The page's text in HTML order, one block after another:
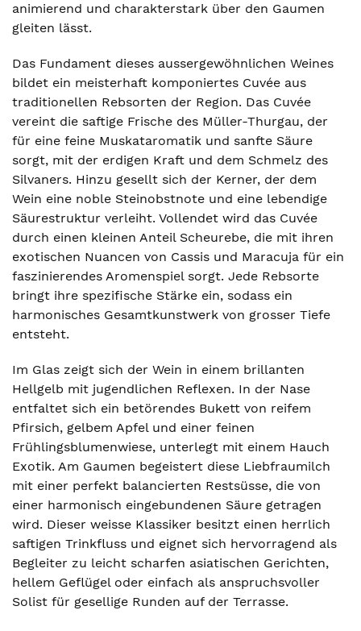
animierend und charakterstark über den Gaumen
gleiten lässt.
Das Fundament dieses aussergewöhnlichen Weines
bildet ein meisterhaft komponiertes Cuvée aus
traditionellen Rebsorten der Region. Das Cuvée
vereint die saftige Frische des Müller-Thurgau, der
für eine feine Muskataromatik und sanfte Säure
sorgt, mit der erdigen Kraft und dem Schmelz des
Silvaners. Hinzu gesellt sich der Kerner, der dem
Wein eine noble Steinobstnote und eine lebendige
Säurestruktur verleiht. Vollendet wird das Cuvée
durch einen kleinen Anteil Scheurebe, die mit ihren
exotischen Nuancen von Cassis und Maracuja für ein
faszinierendes Aromenspiel sorgt. Jede Rebsorte
bringt ihre spezifische Stärke ein, sodass ein
harmonisches Gesamtkunstwerk von grosser Tiefe
entsteht.
Im Glas zeigt sich der Wein in einem brillanten
Hellgelb mit jugendlichen Reflexen. In der Nase
entfaltet sich ein betörendes Bukett von reifem
Pfirsich, gelbem Apfel und einer feinen
Frühlingsblumenwiese, unterlegt mit einem Hauch
Exotik. Am Gaumen begeistert diese Liebfraumilch
mit einer perfekt balancierten Restsüsse, die von
einer harmonisch eingebundenen Säure getragen
wird. Dieser weisse Klassiker besitzt einen herrlich
saftigen Trinkfluss und eignet sich hervorragend als
Begleiter zu leicht scharfen asiatischen Gerichten,
hellem Geflügel oder einfach als anspruchsvoller
Solist für gesellige Runden auf der Terrasse.